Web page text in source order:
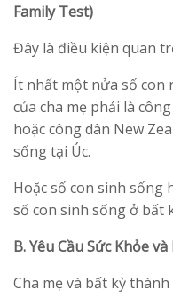
Family Test)
Đây là điều kiện quan
Ít nhất một nửa số con
của cha mẹ phải là
hoặc công dân New
sống tại Úc.
Hoặc số con sinh sống
số con sinh sống ở bất
B. Yêu Cầu Sức Khỏe
Cha mẹ và bất kỳ